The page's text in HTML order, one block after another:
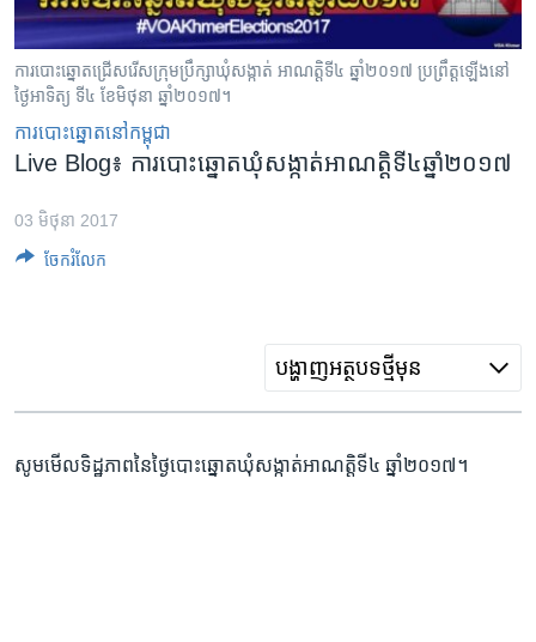
តែ​
រំលង​
និង​
ចូល​
ទៅ​
រចនា
ទំព័រ​
រក
កម្ពុជាច្នៃប្រតិដ្ឋ
ព្រឹត្តិការណ៍ព័ត៌មាន
ទូរទស្សន៍ / វីដេអូ​
វិទ្យុ / ផតខាសថ៍
Khmer English
ការបោះឆ្នោតជ្រើសរើសក្រុមប្រឹក្សាឃុំសង្កាត់ អាណត្តិទី៤ ឆ្នាំ២០១៧ ប្រព្រឹត្ត​ឡើងនៅ
ថ្ងៃអាទិត្យ ទី៤ ខែមិថុនា ឆ្នាំ២០១៧។
​ការ​បោះឆ្នោត​​នៅ​កម្ពុជា
Live Blog៖ ការបោះឆ្នោតឃុំសង្កាត់អាណត្តិទី៤ឆ្នាំ២០១៧
03 មិថុនា 2017
ចែករំលែក
បង្ហាញ​អត្ថបទ​ថ្មី​មុន
សូម​មើល​ទិដ្ឋភាព​នៃ​ថ្ងៃបោះឆ្នោត​ឃុំសង្កាត់អាណត្តិទី៤ ឆ្នាំ២០១៧។